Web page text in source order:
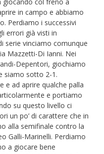
in campo e abbiamo
Perdiamo i successivi
errori già visti in
serie vinciamo comunque
Mazzetti-Di Ianni. Nei
Depentori, giochiamo
siamo sotto 2-1.
e ad aprire qualche palla
e portiamo
su questo livello ci
un po’ di carattere che in
alla semifinale contro la
Galli-Marinelli. Perdiamo
a giocare bene